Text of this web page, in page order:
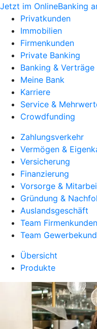
Jetzt im OnlineBanking
Privatkunden
Immobilien
Firmenkunden
Private Banking
Banking & Verträge
Meine Bank
Karriere
Service &
Crowdfunding
Zahlungsverkehr
Vermögen &
Versicherung
Finanzierung
Vorsorge &
Gründung &
Auslandsgeschäft
Team
Team
Übersicht
Produkte